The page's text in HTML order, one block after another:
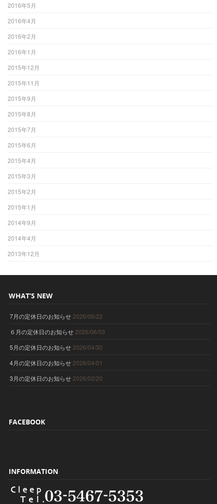
2016年5月
2016年4月
2016年2月
2016年1月
2015年12月
2015年11月
2015年9月
2015年8月
2015年7月
2015年6月
2015年4月
2015年3月
2015年2月
2015年1月
2014年9月
2014年4月
2013年12月
WHAT’S NEW
7月の定休日のお知らせ 2026/06/22
６月の定休日のお知らせ 2026/06/03
5月の定休日のお知らせ 2026/04/30
4月の定休日のお知らせ 2026/04/01
3月の定休日のお知らせ 2026/02/20
FACEBOOK
INFORMATION